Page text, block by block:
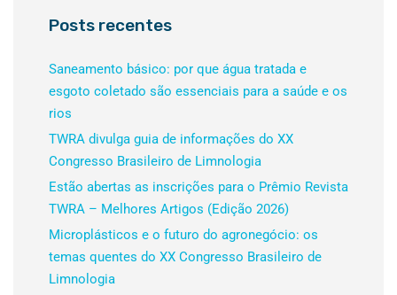
Posts recentes
Saneamento básico: por que água tratada e
esgoto coletado são essenciais para a saúde e os
rios
TWRA divulga guia de informações do XX
Congresso Brasileiro de Limnologia
Estão abertas as inscrições para o Prêmio Revista
TWRA – Melhores Artigos (Edição 2026)
Microplásticos e o futuro do agronegócio: os
temas quentes do XX Congresso Brasileiro de
Limnologia